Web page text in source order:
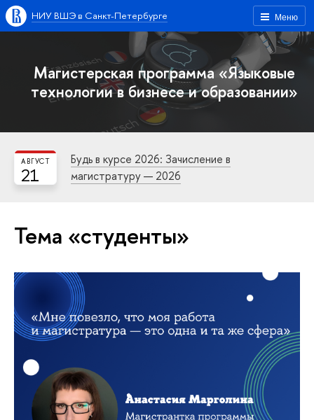
Меню
НИУ ВШЭ в Санкт-Петербурге
Магистерская программа «Языковые
технологии в бизнесе и образовании»
21
АВГУСТ
Будь в курсе 2026: Зачисление в
магистратуру — 2026
Тема «студенты»